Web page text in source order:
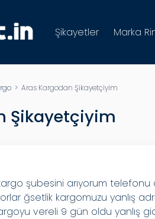
Şikayetler Marka
> Aras Kargodan Şikayetçiyim
Şikayetçiyim
kargo şubesini arıyorum
ğsetlik kargomuzu yanlış
vereli 9 gün oldu yanlış